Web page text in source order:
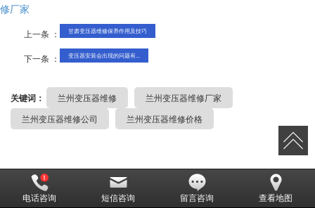
修厂家
上一条 ： 甘肃变压器维修保养作用及技巧
下一条 ： 变压器安装会出现的问题有...
关键词： 兰州变压器维修
兰州变压器维修厂家
兰州变压器维修公司
兰州变压器维修价格
电话咨询 短信咨询 留言咨询 查看地图